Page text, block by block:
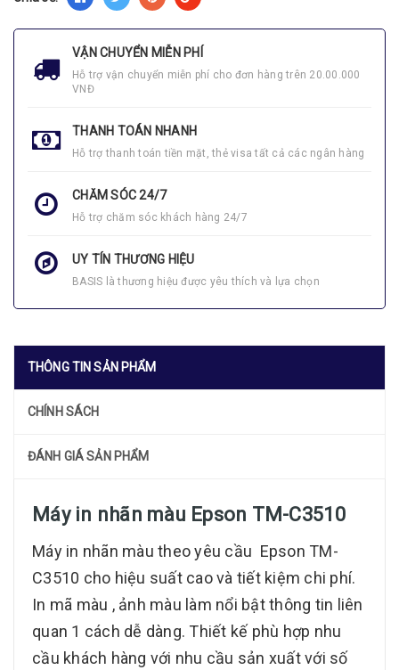
VẬN CHUYỂN MIỄN PHÍ
Hỗ trợ vận chuyển miễn phí cho đơn hàng trên 20.00.000
VNĐ
THANH TOÁN NHANH
Hỗ trợ thanh toán tiền mặt, thẻ visa tất cả các ngân hàng
CHĂM SÓC 24/7
Hỗ trợ chăm sóc khách hàng 24/7
UY TÍN THƯƠNG HIỆU
BASIS là thương hiệu được yêu thích và lựa chọn
THÔNG TIN SẢN PHẨM
CHÍNH SÁCH
ĐÁNH GIÁ SẢN PHẨM
Máy in nhãn màu Epson TM-C3510
Máy in nhãn màu theo yêu cầu Epson TM-
C3510 cho hiệu suất cao và tiết kiệm chi phí.
In mã màu , ảnh màu làm nổi bật thông tin liên
quan 1 cách dễ dàng. Thiết kế phù hợp nhu
cầu khách hàng với nhu cầu sản xuất với số